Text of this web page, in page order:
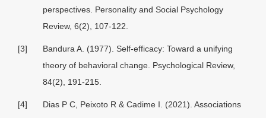
perspectives. Personality and Social Psychology
Review, 6(2), 107-122.
[3]
Bandura A. (1977). Self-efficacy: Toward a unifying
theory of behavioral change. Psychological Review,
84(2), 191-215.
[4]
Dias P C, Peixoto R & Cadime I. (2021). Associations